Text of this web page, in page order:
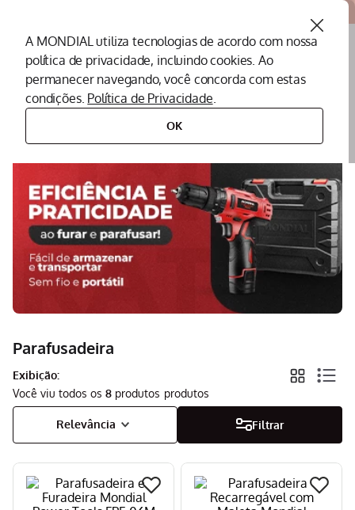
A MONDIAL utiliza tecnologias de acordo com nossa
política de privacidade, incluindo cookies. Ao
permanecer navegando, você concorda com estas
condições. Política de Privacidade.
OK
O que você procura?
parafusadeira
Parafusadeira
Exibição:
Você viu todos os 8 produtos
Relevância Filtrar
2º Air Fryer
3º Cafeteira
4º Assistencia Tecnica
5º Liquidificador
8º Panela Elétrica
9º Aspirador
10ºMultiprocessador